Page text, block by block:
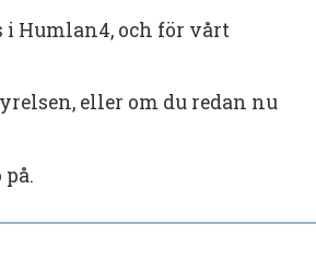
i Humlan4, och för vårt
eller om du redan nu